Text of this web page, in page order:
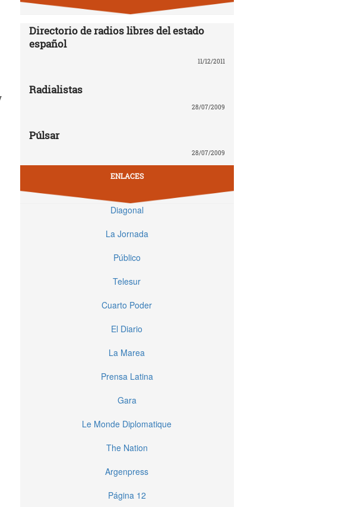
Directorio de radios libres del estado
español
11/12/2011
Radialistas
28/07/2009
Púlsar
28/07/2009
ENLACES
Diagonal
La Jornada
Público
Telesur
Cuarto Poder
El Diario
La Marea
Prensa Latina
Gara
Le Monde Diplomatique
The Nation
Argenpress
Página 12